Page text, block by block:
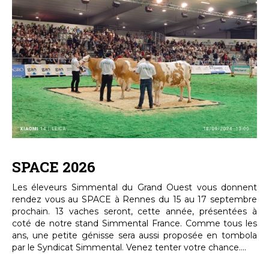
SPACE 2026
Les éleveurs Simmental du Grand Ouest vous donnent
rendez vous au SPACE à Rennes du 15 au 17 septembre
prochain. 13 vaches seront, cette année, présentées à
coté de notre stand Simmental France. Comme tous les
ans, une petite génisse sera aussi proposée en tombola
par le Syndicat Simmental. Venez tenter votre chance....